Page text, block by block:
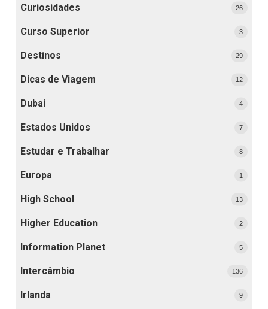
Curiosidades 26
Curso Superior 3
Destinos 29
Dicas de Viagem 12
Dubai 4
Estados Unidos 7
Estudar e Trabalhar 8
Europa 1
High School 13
Higher Education 2
Information Planet 5
Intercâmbio 136
Irlanda 9